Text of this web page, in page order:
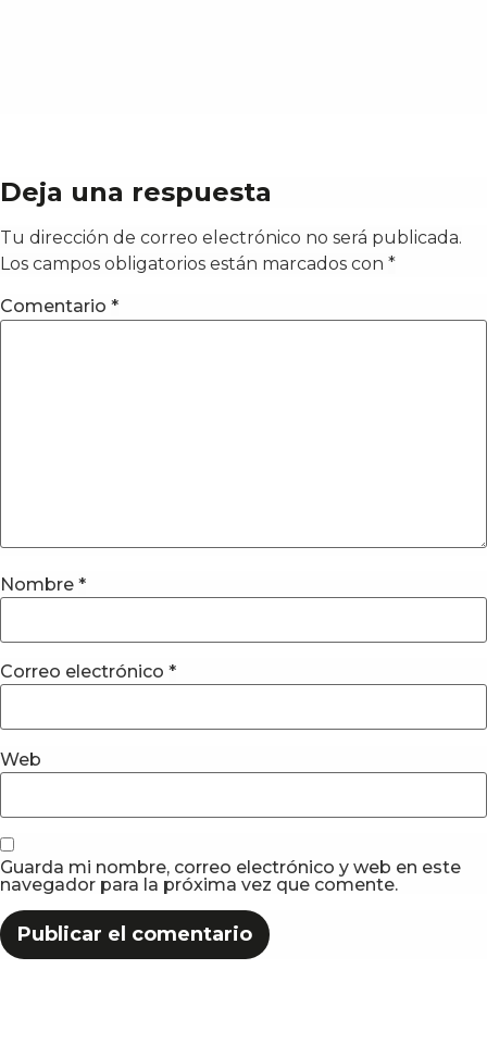
Deja una respuesta
Tu dirección de correo electrónico no será publicada.
Los campos obligatorios están marcados con *
Comentario *
Nombre *
Correo electrónico *
Web
Guarda mi nombre, correo electrónico y web en este
navegador para la próxima vez que comente.